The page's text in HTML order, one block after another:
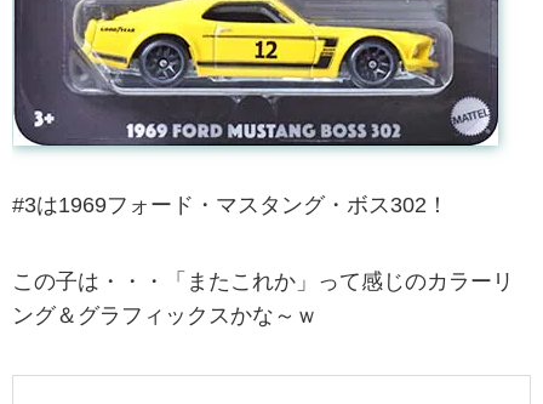
#3は1969フォード・マスタング・ボス302！
この子は・・・「またこれか」って感じのカラーリ
ング＆グラフィックスかな～ｗ